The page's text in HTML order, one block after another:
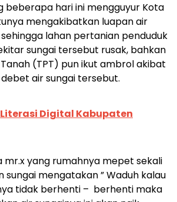
beberapa hari ini mengguyur Kota
mengakibatkan luapan air
lahan pertanian penduduk
sungai tersebut rusak, bahkan
(TPT) pun ikut ambrol akibat
air sungai tersebut.
Literasi Digital Kabupaten
mr.x yang rumahnya mepet sekali
sungai mengatakan ” Waduh kalau
tidak berhenti – berhenti maka